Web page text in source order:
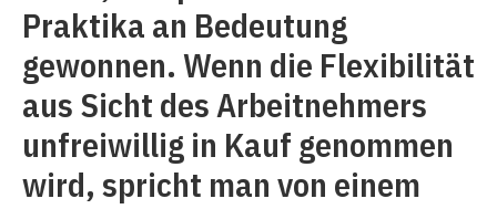
Praktika an Bedeutung
gewonnen. Wenn die Flexibilität
aus Sicht des Arbeitnehmers
unfreiwillig in Kauf genommen
wird, spricht man von einem